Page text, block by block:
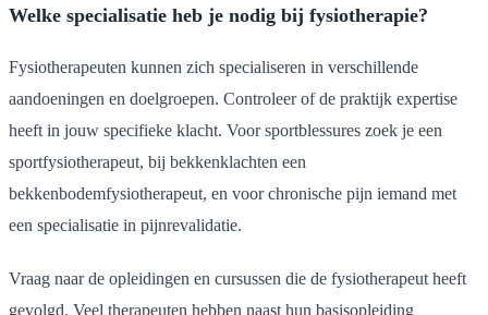
Welke specialisatie heb je nodig bij fysiotherapie?
Fysiotherapeuten kunnen zich specialiseren in verschillende
aandoeningen en doelgroepen. Controleer of de praktijk expertise
heeft in jouw specifieke klacht. Voor sportblessures zoek je een
sportfysiotherapeut, bij bekkenklachten een
bekkenbodemfysiotherapeut, en voor chronische pijn iemand met
een specialisatie in pijnrevalidatie.
Vraag naar de opleidingen en cursussen die de fysiotherapeut heeft
gevolgd. Veel therapeuten hebben naast hun basisopleiding